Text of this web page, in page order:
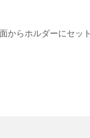
からホルダーにセッ